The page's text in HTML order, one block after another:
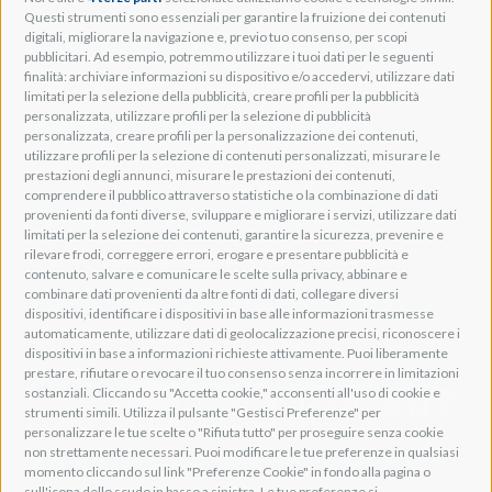
Questi strumenti sono essenziali per garantire la fruizione dei contenuti
digitali, migliorare la navigazione e, previo tuo consenso, per scopi
pubblicitari. Ad esempio, potremmo utilizzare i tuoi dati per le seguenti
finalità: archiviare informazioni su dispositivo e/o accedervi, utilizzare dati
limitati per la selezione della pubblicità, creare profili per la pubblicità
personalizzata, utilizzare profili per la selezione di pubblicità
personalizzata, creare profili per la personalizzazione dei contenuti,
utilizzare profili per la selezione di contenuti personalizzati, misurare le
prestazioni degli annunci, misurare le prestazioni dei contenuti,
comprendere il pubblico attraverso statistiche o la combinazione di dati
provenienti da fonti diverse, sviluppare e migliorare i servizi, utilizzare dati
limitati per la selezione dei contenuti, garantire la sicurezza, prevenire e
rilevare frodi, correggere errori, erogare e presentare pubblicità e
contenuto, salvare e comunicare le scelte sulla privacy, abbinare e
combinare dati provenienti da altre fonti di dati, collegare diversi
dispositivi, identificare i dispositivi in base alle informazioni trasmesse
automaticamente, utilizzare dati di geolocalizzazione precisi, riconoscere i
dispositivi in base a informazioni richieste attivamente. Puoi liberamente
prestare, rifiutare o revocare il tuo consenso senza incorrere in limitazioni
sostanziali. Cliccando su "Accetta cookie," acconsenti all'uso di cookie e
strumenti simili. Utilizza il pulsante "Gestisci Preferenze" per
personalizzare le tue scelte o "Rifiuta tutto" per proseguire senza cookie
non strettamente necessari. Puoi modificare le tue preferenze in qualsiasi
momento cliccando sul link "Preferenze Cookie" in fondo alla pagina o
Via della Zarga, 50
Lavis, 38015 TN, Italy
Tel: +39 0461 248211
P.IVA: IT01262500224
PEC: pec@pec.adeogroup.it
SDI: T04ZHR3
info@adeogroup.it
Adeo ProAV
Adeo HomeAV
Adeo Screen
Screen Research
Adeum Cinema Suite